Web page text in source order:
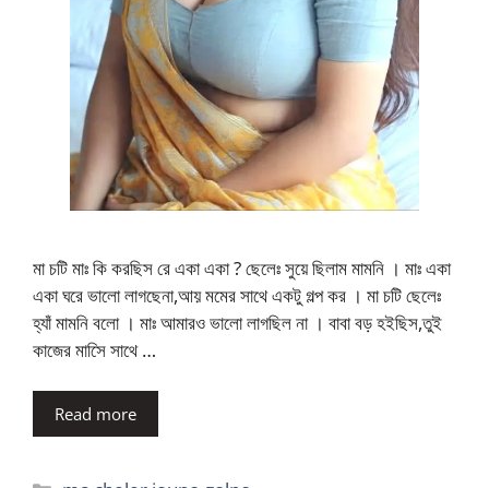
মা চটি মাঃ কি করছিস রে একা একা ? ছেলেঃ সুয়ে ছিলাম মামনি । মাঃ একা
একা ঘরে ভালো লাগছেনা,আয় মমের সাথে একটু গল্প কর । মা চটি ছেলেঃ
হ্যাঁ মামনি বলো । মাঃ আমারও ভালো লাগছিল না । বাবা বড় হইছিস,তুই
কাজের মাসিে সাথে …
Read more